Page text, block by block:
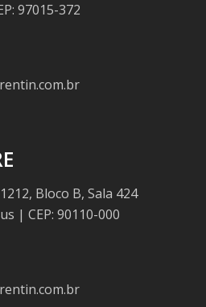
97015-372
Bloco B, Sala 424
| CEP: 90110-000